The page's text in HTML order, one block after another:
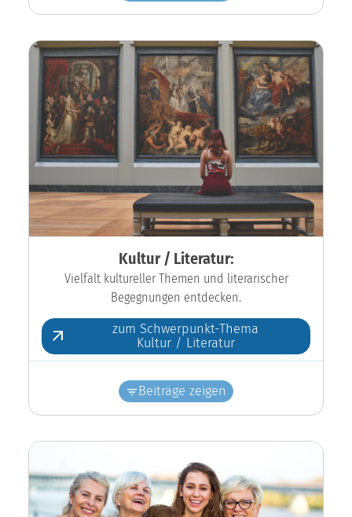
Kultur / Literatur:
Vielfalt kultureller Themen und literarischer
Begegnungen entdecken.
zum Schwerpunkt-Thema
Kultur / Literatur
Beiträge zeigen